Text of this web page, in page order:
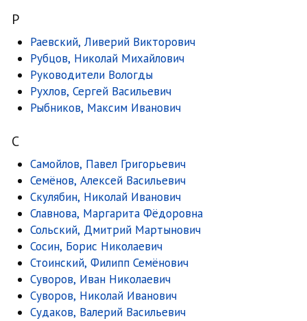
Р
Раевский, Ливерий Викторович
Рубцов, Николай Михайлович
Руководители Вологды
Рухлов, Сергей Васильевич
Рыбников, Максим Иванович
С
Самойлов, Павел Григорьевич
Семёнов, Алексей Васильевич
Скулябин, Николай Иванович
Славнова, Маргарита Фёдоровна
Сольский, Дмитрий Мартынович
Сосин, Борис Николаевич
Стоинский, Филипп Семёнович
Суворов, Иван Николаевич
Суворов, Николай Иванович
Судаков, Валерий Васильевич